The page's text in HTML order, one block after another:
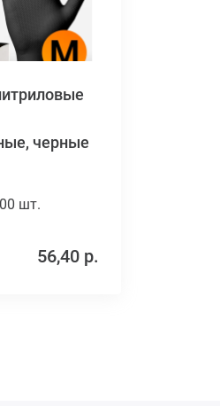
черные
шт.
56,40 р.